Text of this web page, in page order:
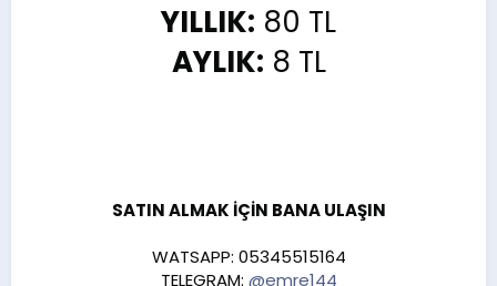
YILLIK: 80 TL
AYLIK: 8 TL
SATIN ALMAK İÇİN BANA ULAŞIN
WATSAPP: 05345515164
TELEGRAM: @emre144